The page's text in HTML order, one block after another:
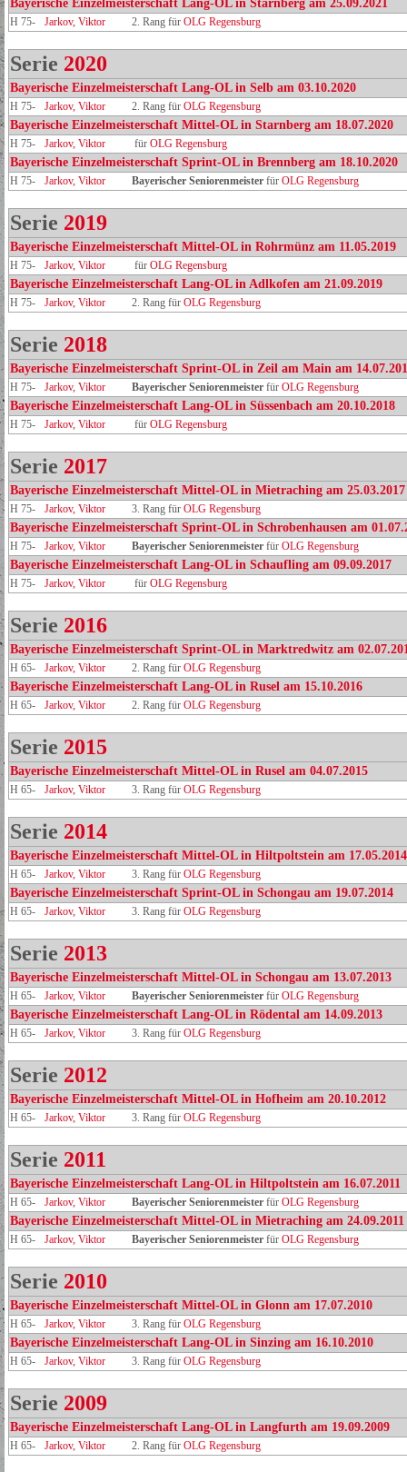
Bayerische Einzelmeisterschaft Lang-OL in Starnberg am 25.09.2021
H 75- Jarkov, Viktor 2. Rang für OLG Regensburg
Serie 2020
Bayerische Einzelmeisterschaft Lang-OL in Selb am 03.10.2020
H 75- Jarkov, Viktor 2. Rang für OLG Regensburg
Bayerische Einzelmeisterschaft Mittel-OL in Starnberg am 18.07.2020
H 75- Jarkov, Viktor für OLG Regensburg
Bayerische Einzelmeisterschaft Sprint-OL in Brennberg am 18.10.2020
H 75- Jarkov, Viktor Bayerischer Seniorenmeister für OLG Regensburg
Serie 2019
Bayerische Einzelmeisterschaft Mittel-OL in Rohrmünz am 11.05.2019
H 75- Jarkov, Viktor für OLG Regensburg
Bayerische Einzelmeisterschaft Lang-OL in Adlkofen am 21.09.2019
H 75- Jarkov, Viktor 2. Rang für OLG Regensburg
Serie 2018
Bayerische Einzelmeisterschaft Sprint-OL in Zeil am Main am
H 75- Jarkov, Viktor Bayerischer Seniorenmeister für OLG Regensburg
Bayerische Einzelmeisterschaft Lang-OL in Süssenbach am 20.10.2018
H 75- Jarkov, Viktor für OLG Regensburg
Serie 2017
Bayerische Einzelmeisterschaft Mittel-OL in Mietraching am 25.03.2017
H 75- Jarkov, Viktor 3. Rang für OLG Regensburg
Bayerische Einzelmeisterschaft Sprint-OL in Schrobenhausen am
H 75- Jarkov, Viktor Bayerischer Seniorenmeister für OLG Regensburg
Bayerische Einzelmeisterschaft Lang-OL in Schaufling am 09.09.2017
H 75- Jarkov, Viktor für OLG Regensburg
Serie 2016
Bayerische Einzelmeisterschaft Sprint-OL in Marktredwitz am
H 65- Jarkov, Viktor 2. Rang für OLG Regensburg
Bayerische Einzelmeisterschaft Lang-OL in Rusel am 15.10.2016
H 65- Jarkov, Viktor 2. Rang für OLG Regensburg
Serie 2015
Bayerische Einzelmeisterschaft Mittel-OL in Rusel am 04.07.2015
H 65- Jarkov, Viktor 3. Rang für OLG Regensburg
Serie 2014
Bayerische Einzelmeisterschaft Mittel-OL in Hiltpoltstein am 17.05.2014
H 65- Jarkov, Viktor 3. Rang für OLG Regensburg
Bayerische Einzelmeisterschaft Sprint-OL in Schongau am 19.07.2014
H 65- Jarkov, Viktor 3. Rang für OLG Regensburg
Serie 2013
Bayerische Einzelmeisterschaft Mittel-OL in Schongau am 13.07.2013
H 65- Jarkov, Viktor Bayerischer Seniorenmeister für OLG Regensburg
Bayerische Einzelmeisterschaft Lang-OL in Rödental am 14.09.2013
H 65- Jarkov, Viktor 3. Rang für OLG Regensburg
Serie 2012
Bayerische Einzelmeisterschaft Mittel-OL in Hofheim am 20.10.2012
H 65- Jarkov, Viktor 3. Rang für OLG Regensburg
Serie 2011
Bayerische Einzelmeisterschaft Lang-OL in Hiltpoltstein am 16.07.2011
H 65- Jarkov, Viktor Bayerischer Seniorenmeister für OLG Regensburg
Bayerische Einzelmeisterschaft Mittel-OL in Mietraching am 24.09.2011
H 65- Jarkov, Viktor Bayerischer Seniorenmeister für OLG Regensburg
Serie 2010
Bayerische Einzelmeisterschaft Mittel-OL in Glonn am 17.07.2010
H 65- Jarkov, Viktor 3. Rang für OLG Regensburg
Bayerische Einzelmeisterschaft Lang-OL in Sinzing am 16.10.2010
H 65- Jarkov, Viktor 3. Rang für OLG Regensburg
Serie 2009
Bayerische Einzelmeisterschaft Lang-OL in Langfurth am 19.09.2009
H 65- Jarkov, Viktor 2. Rang für OLG Regensburg